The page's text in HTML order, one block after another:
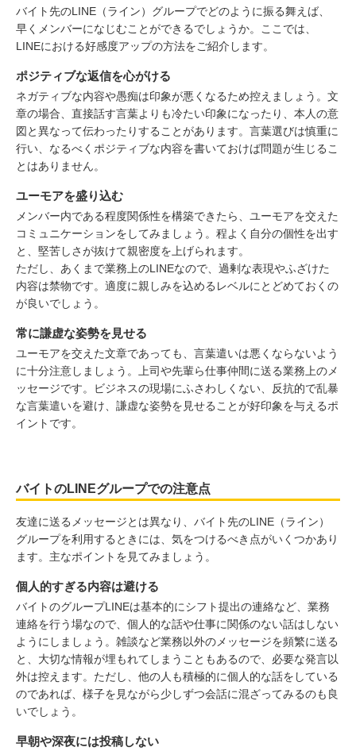
バイト先のLINE（ライン）グループでどのように振る舞えば、
早くメンバーになじむことができるでしょうか。ここでは、
LINEにおける好感度アップの方法をご紹介します。
ポジティブな返信を心がける
ネガティブな内容や愚痴は印象が悪くなるため控えましょう。文
章の場合、直接話す言葉よりも冷たい印象になったり、本人の意
図と異なって伝わったりすることがあります。言葉選びは慎重に
行い、なるべくポジティブな内容を書いておけば問題が生じるこ
とはありません。
ユーモアを盛り込む
メンバー内である程度関係性を構築できたら、ユーモアを交えた
コミュニケーションをしてみましょう。程よく自分の個性を出す
と、堅苦しさが抜けて親密度を上げられます。
ただし、あくまで業務上のLINEなので、過剰な表現やふざけた
内容は禁物です。適度に親しみを込めるレベルにとどめておくの
が良いでしょう。
常に謙虚な姿勢を見せる
ユーモアを交えた文章であっても、言葉遣いは悪くならないよう
に十分注意しましょう。上司や先輩ら仕事仲間に送る業務上のメ
ッセージです。ビジネスの現場にふさわしくない、反抗的で乱暴
な言葉遣いを避け、謙虚な姿勢を見せることが好印象を与えるポ
イントです。
バイトのLINEグループでの注意点
友達に送るメッセージとは異なり、バイト先のLINE（ライン）
グループを利用するときには、気をつけるべき点がいくつかあり
ます。主なポイントを見てみましょう。
個人的すぎる内容は避ける
バイトのグループLINEは基本的にシフト提出の連絡など、業務
連絡を行う場なので、個人的な話や仕事に関係のない話はしない
ようにしましょう。雑談など業務以外のメッセージを頻繁に送る
と、大切な情報が埋もれてしまうこともあるので、必要な発言以
外は控えます。ただし、他の人も積極的に個人的な話をしている
のであれば、様子を見ながら少しずつ会話に混ざってみるのも良
いでしょう。
早朝や深夜には投稿しない